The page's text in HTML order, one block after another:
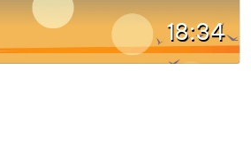
18:34